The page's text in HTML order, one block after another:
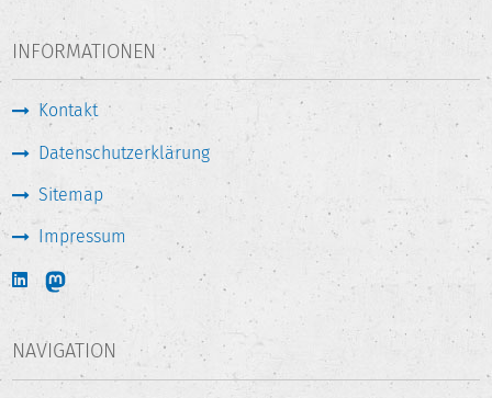
INFORMATIONEN
Kontakt
Datenschutzerklärung
Sitemap
Impressum
NAVIGATION